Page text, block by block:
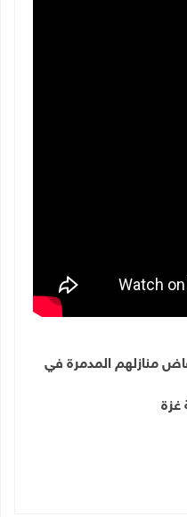
منازلهم المدمرة في
غزة